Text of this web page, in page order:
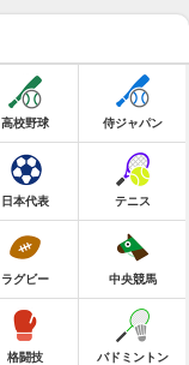
高校野球 侍ジャパン
日本代表 テニス
ラグビー 中央競馬
格闘技 バドミントン